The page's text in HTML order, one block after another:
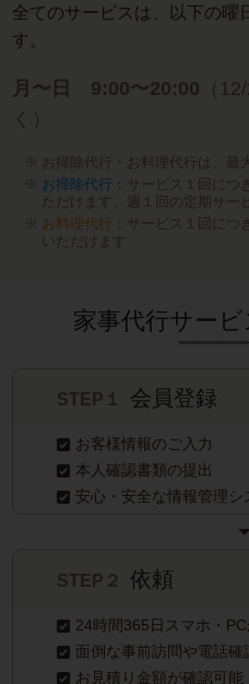
全てのサービスは、以下の曜
す。
月〜日 9:00〜20:00 （
く）
お掃除代行・お料理代行は、最
お掃除代行 ：サービス１回に
ただけます。週１回の定期サー
お料理代行 ：サービス１回につ
いただけます
家事代行サー
STEP１ 会員登録
お客様情報のご入力
本人確認書類の提出
安心・安全な情報管理シ
STEP２依頼
24時間365日スマホ・
面倒な事前訪問や電話確
お見積り金額が確認可能